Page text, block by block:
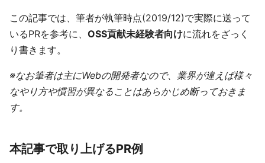
この記事では、筆者が執筆時点(2019/12)で実際に送って
いるPRを参考に、 OSS貢献未経験者向けに流れをざっく
り書きます。
※なお筆者は主にWebの開発者なので、業界が違えば様々
なやり方や慣習が異なることはあらかじめ断っておきま
す。
本記事で取り上げるPR例